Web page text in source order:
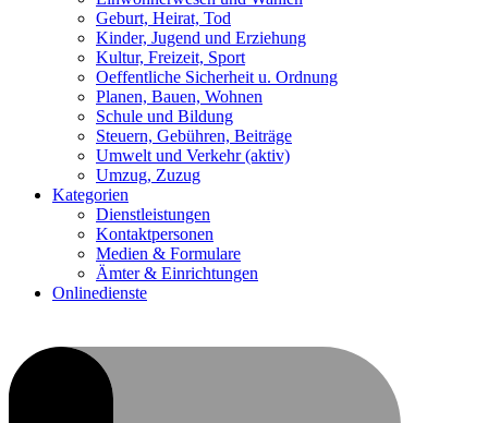
Geburt, Heirat, Tod
Kinder, Jugend und Erziehung
Kultur, Freizeit, Sport
Oeffentliche Sicherheit u. Ordnung
Planen, Bauen, Wohnen
Schule und Bildung
Steuern, Gebühren, Beiträge
Umwelt und Verkehr(aktiv)
Umzug, Zuzug
Kategorien
Dienstleistungen
Kontaktpersonen
Medien & Formulare
Ämter & Einrichtungen
Onlinedienste